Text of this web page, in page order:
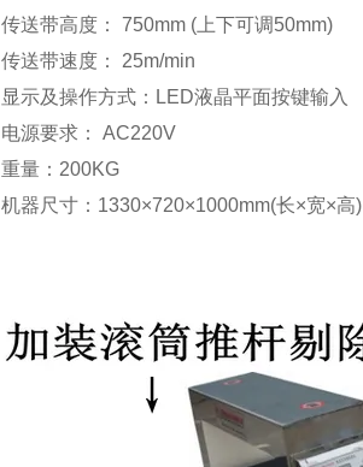
传送带高度： 750mm (上下可调50mm)
传送带速度： 25m/min
显示及操作方式：LED液晶平面按键输入
电源要求： AC220V
重量：200KG
机器尺寸：1330×720×1000mm(长×宽×高)